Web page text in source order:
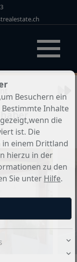
Besuchern ein
Inhalte
die
ist. Die
einem Drittland
hierzu in der
zu den
Sie unter Hilfe.